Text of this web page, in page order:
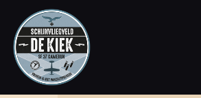
WELKOM OP DE KIEK
GESCHIEDENIS
ONTDEK DE APP
STICHTING